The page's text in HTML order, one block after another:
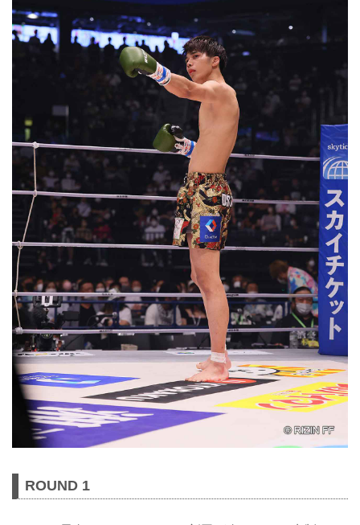
ROUND 1